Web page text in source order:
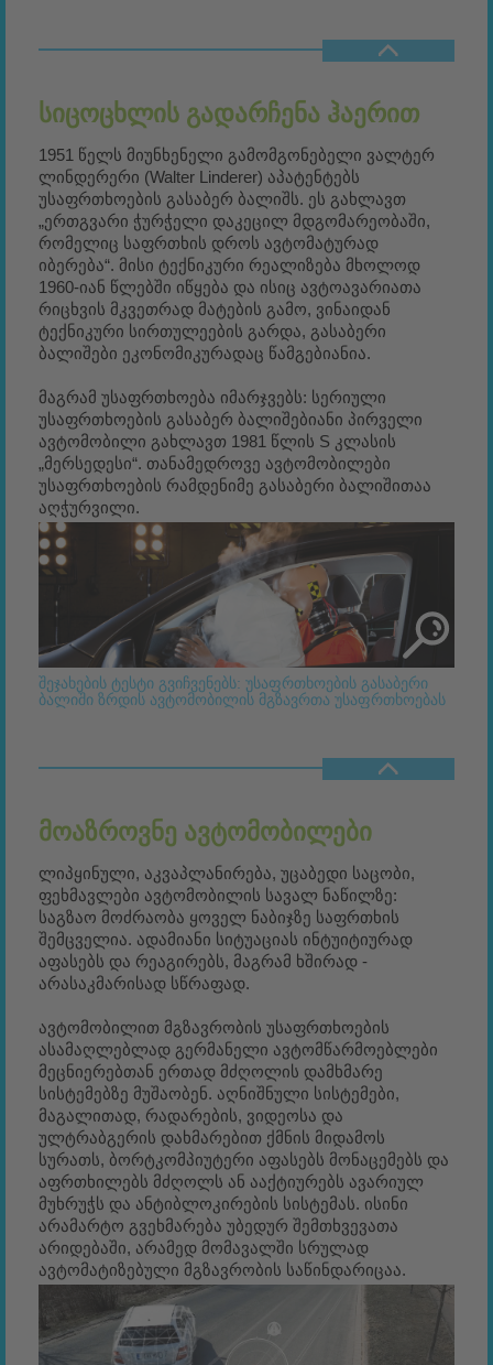
ᲡᲘᲪᲝᲪᲮᲚᲘᲡ ᲒᲐᲓᲐᲠᲩᲔᲜᲐ ᲰᲐᲔᲠᲘᲗ
1951 წელს მიუნხენელი გამომგონებელი ვალტერ
ლინდერერი (Walter Linderer) აპატენტებს
უსაფრთხოების გასაბერ ბალიშს. ეს გახლავთ
„ერთგვარი ჭურჭელი დაკეცილ მდგომარეობაში,
რომელიც საფრთხის დროს ავტომატურად
იბერება“. მისი ტექნიკური რეალიზება მხოლოდ
1960-იან წლებში იწყება და ისიც ავტოავარიათა
რიცხვის მკვეთრად მატების გამო, ვინაიდან
ტექნიკური სირთულეების გარდა, გასაბერი
ბალიშები ეკონომიკურადაც წამგებიანია.
მაგრამ უსაფრთხოება იმარჯვებს: სერიული
უსაფრთხოების გასაბერ ბალიშებიანი პირველი
ავტომობილი გახლავთ 1981 წლის S კლასის
„მერსედესი“. თანამედროვე ავტომობილები
უსაფრთხოების რამდენიმე გასაბერი ბალიშითაა
აღჭურვილი.
შეჯახების ტესტი გვიჩვენებს: უსაფრთხოების გასაბერი
ბალიში ზრდის ავტომობილის მგზავრთა უსაფრთხოებას
ᲛᲝᲐᲖᲠᲝᲕᲜᲔ ᲐᲕᲢᲝᲛᲝᲑᲘᲚᲔᲑᲘ
ლიპყინული, აკვაპლანირება, უცაბედი საცობი,
ფეხმავლები ავტომობილის სავალ ნაწილზე:
საგზაო მოძრაობა ყოველ ნაბიჯზე საფრთხის
შემცველია. ადამიანი სიტუაციას ინტუიტიურად
აფასებს და რეაგირებს, მაგრამ ხშირად -
არასაკმარისად სწრაფად.
ავტომობილით მგზავრობის უსაფრთხოების
ასამაღლებლად გერმანელი ავტომწარმოებლები
მეცნიერებთან ერთად მძღოლის დამხმარე
სისტემებზე მუშაობენ. აღნიშნული სისტემები,
მაგალითად, რადარების, ვიდეოსა და
ულტრაბგერის დახმარებით ქმნის მიდამოს
სურათს, ბორტკომპიუტერი აფასებს მონაცემებს და
აფრთხილებს მძღოლს ან ააქტიურებს ავარიულ
მუხრუჭს და ანტიბლოკირების სისტემას. ისინი
არამარტო გვეხმარება უბედურ შემთხვევათა
არიდებაში, არამედ მომავალში სრულად
ავტომატიზებული მგზავრობის საწინდარიცაა.